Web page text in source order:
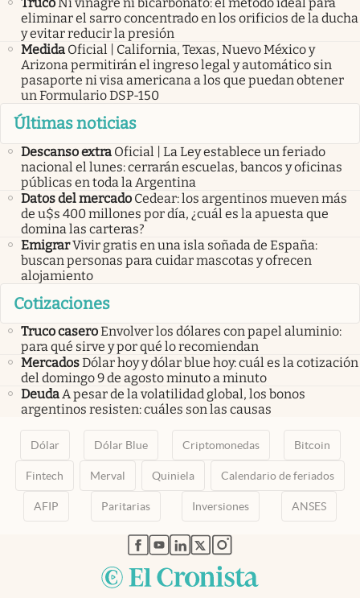
eliminar el sarro concentrado en los orificios de la ducha
y evitar reducir la presión
Medida Oficial | California, Texas, Nuevo México y
Arizona permitirán el ingreso legal y automático sin
pasaporte ni visa americana a los que puedan obtener
un Formulario DSP-150
Últimas noticias
Descanso extra Oficial | La Ley establece un feriado
nacional el lunes: cerrarán escuelas, bancos y oficinas
públicas en toda la Argentina
Datos del mercado Cedear: los argentinos mueven más
de u$s 400 millones por día, ¿cuál es la apuesta que
domina las carteras?
EmigrarVivir gratis en una isla soñada de España:
buscan personas para cuidar mascotas y ofrecen
alojamiento
Cotizaciones
Truco caseroEnvolver los dólares con papel aluminio:
para qué sirve y por qué lo recomiendan
MercadosDólar hoy y dólar blue hoy: cuál es la cotización
del domingo 9 de agosto minuto a minuto
DeudaA pesar de la volatilidad global, los bonos
argentinos resisten: cuáles son las causas
Dólar Dólar Blue Criptomonedas Bitcoin
Fintech Merval Quiniela Calendario de feriados
AFIP Paritarias Inversiones ANSES
abre en nueva pestaña
abre en nueva pestaña
abre en nueva pestaña
abre en nueva pestaña
abre en nueva pestaña